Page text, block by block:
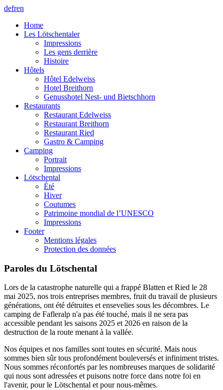
defren
Home
Les Lötschentaler
Impressions
Les gens derrière
Histoire
Hôtels
Hôtel Edelweiss
Hotel Breithorn
Genusshotel Nest- und Bietschhorn
Restaurants
Restaurant Edelweiss
Restaurant Breithorn
Restaurant Ried
Gastro & Camping
Camping
Portrait
Impressions
Lötschental
Été
Hiver
Coutumes
Patrimoine mondial de l’UNESCO
Impressions
Footer
Mentions légales
Protection des données
Paroles du Lötschental
Lors de la catastrophe naturelle qui a frappé Blatten et Ried le 28
mai 2025, nos trois entreprises membres, fruit du travail de plusieurs
générations, ont été détruites et ensevelies sous les décombres. Le
camping de Fafleralp n'a pas été touché, mais il ne sera pas
accessible pendant les saisons 2025 et 2026 en raison de la
destruction de la route menant à la vallée.
Nos équipes et nos familles sont toutes en sécurité. Mais nous
sommes bien sûr tous profondément bouleversés et infiniment tristes.
Nous sommes réconfortés par les nombreuses marques de solidarité
qui nous sont adressées et puisons notre force dans notre foi en
l'avenir, pour le Lötschental et pour nous-mêmes.